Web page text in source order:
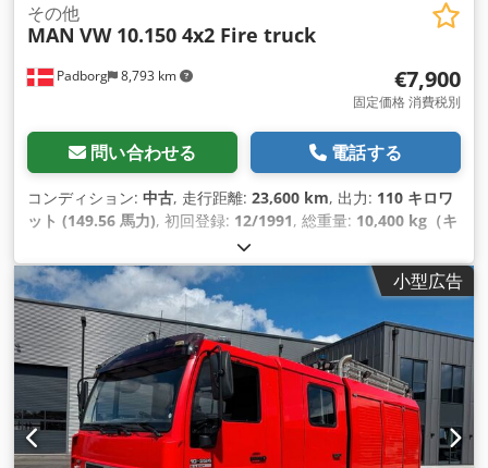
Padborg 8,793 km
その他
MAN VW 10.150 4x2 Fire truck
€7,900
固定価格 消費税別
問い合わせる 電話する
コンディション: 中古, 走行距離: 23,600 km, 出力: 110 キロワ
ット (149.56 馬力), 初回登録: 12/1991, 総重量: 10,400 kg（キ
ディーゼル
式:機械式, 装備:ABS（アンチロック・ブレーキ・システム）,
小型広告